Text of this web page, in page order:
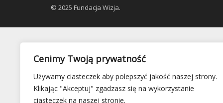
Cenimy Twoją prywatność
Używamy ciasteczek aby polepszyć jakość naszej strony.
Klikając "Akceptuj" zgadzasz się na wykorzystanie
ciasteczek na naszej stronie.
© 2025 Fundacja Wizja.